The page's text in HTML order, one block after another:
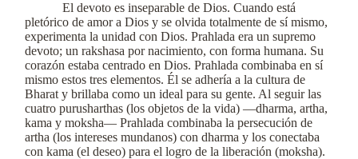
El devoto es inseparable de Dios. Cuando está
pletórico de amor a Dios y se olvida totalmente de sí mismo,
experimenta la unidad con Dios. Prahlada era un supremo
devoto; un rakshasa por nacimiento, con forma humana. Su
corazón estaba centrado en Dios. Prahlada combinaba en sí
mismo estos tres elementos. Él se adhería a la cultura de
Bharat y brillaba como un ideal para su gente. Al seguir las
cuatro purusharthas (los objetos de la vida) —dharma, artha,
kama y moksha— Prahlada combinaba la persecución de
artha (los intereses mundanos) con dharma y los conectaba
con kama (el deseo) para el logro de la liberación (moksha).